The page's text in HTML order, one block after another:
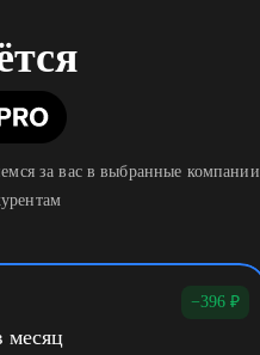
за вас в выбранные компании
−396 ₽
месяц